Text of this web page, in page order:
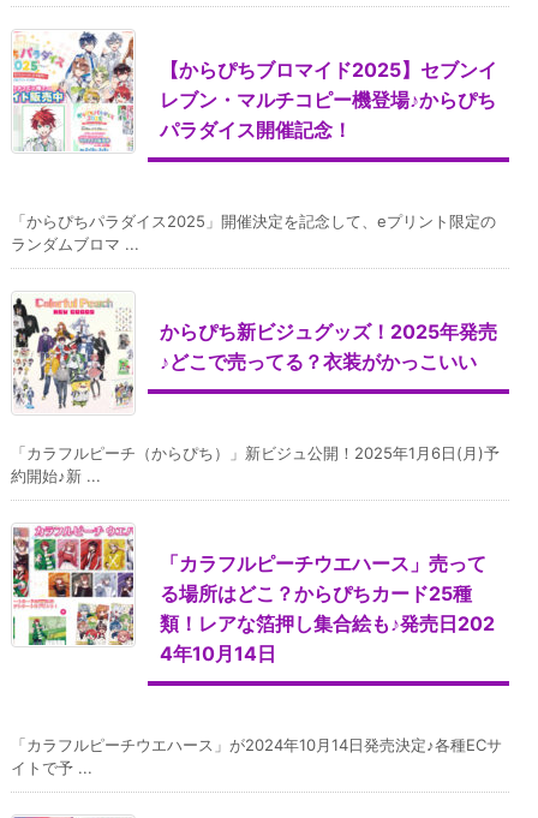
【からぴちブロマイド2025】セブンイ
レブン・マルチコピー機登場♪からぴち
パラダイス開催記念！
「からぴちパラダイス2025」開催決定を記念して、eプリント限定の
ランダムブロマ ...
からぴち新ビジュグッズ！2025年発売
♪どこで売ってる？衣装がかっこいい
「カラフルピーチ（からぴち）」新ビジュ公開！2025年1月6日(月)予
約開始♪新 ...
「カラフルピーチウエハース」売って
る場所はどこ？からぴちカード25種
類！レアな箔押し集合絵も♪発売日202
4年10月14日
「カラフルピーチウエハース」が2024年10月14日発売決定♪各種ECサ
イトで予 ...